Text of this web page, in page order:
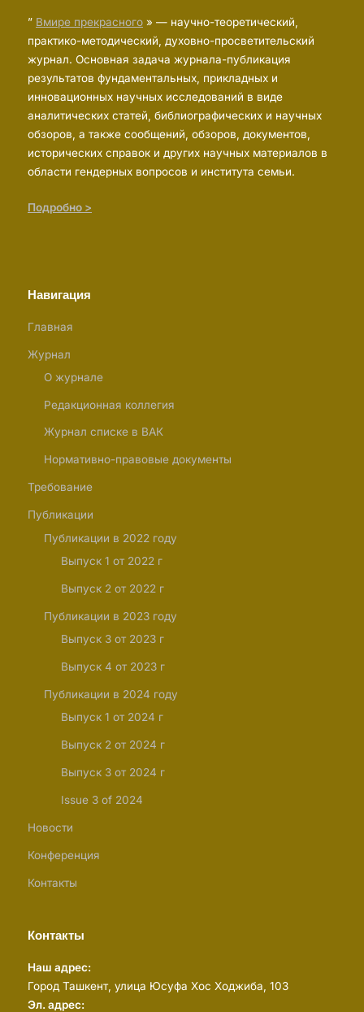
” Вмире прекрасного » — научно-теоретический,
практико-методический, духовно-просветительский
журнал. Основная задача журнала-публикация
результатов фундаментальных, прикладных и
инновационных научных исследований в виде
аналитических статей, библиографических и научных
обзоров, а также сообщений, обзоров, документов,
исторических справок и других научных материалов в
области гендерных вопросов и института семьи.
Подробно >
Навигация
Главная
Журнал
О журнале
Редакционная коллегия
Журнал списке в ВАК
Нормативно-правовые документы
Требование
Публикации
Публикации в 2022 году
Выпуск 1 от 2022 г
Выпуск 2 от 2022 г
Публикации в 2023 году
Выпуск 3 от 2023 г
Выпуск 4 от 2023 г
Публикации в 2024 году
Выпуск 1 от 2024 г
Выпуск 2 от 2024 г
Выпуск 3 от 2024 г
Issue 3 of 2024
Новости
Конференция
Контакты
Контакты
Наш адрес:
Город Ташкент, улица Юсуфа Хос Ходжиба, 103
Эл. адрес: